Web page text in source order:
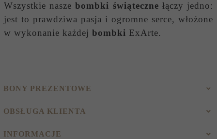
Wszystkie naszebombki świąteczne łączy jedno:
jest to prawdziwa pasja i ogromne serce, włożone
w wykonanie każdej bombki ExArte.
BONY PREZENTOWE
OBSŁUGA KLIENTA
INFORMACJE